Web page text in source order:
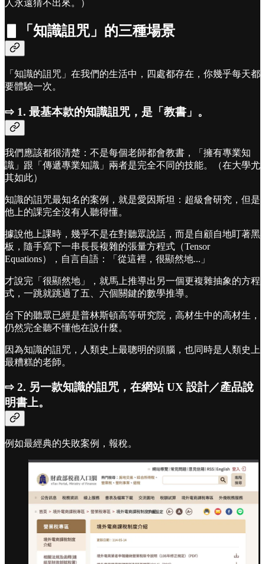
人永遠猜不出來。）
▋「知識詛咒」的三種場景
「知識的詛咒」在我們的生活中，四處都存在，你幾乎每天都
要體驗一次。
⇨ 1. 最基本款的知識詛咒，是「教書」。
我們應該都很清楚：不是每個老師都會教書，「擁有專業知
識」跟「傳遞專業知識」兩者是完全不同的技能。（在大學尤
其如此）
知識的詛咒最知名的案例，就是愛因斯坦：超級會研究，但是
他上的課完全沒有人聽得懂。
據說他上課時，幾乎不是在對聽眾說話，而是自顧自地盯著黑
板，隨手寫下一串長長複雜的張量方程式（Tensor
Equations），自言自語：「從這裡，很顯然地...」
才說完「很顯然地」，就馬上推導出另一個更複雜抽象的方程
式，一跳就跳過了五、六個關鍵的數學推導。
台下的聽眾已經是普林斯頓高等研究院，高材生中的高材生，
仍然完全聽不懂他在說什麼。
因為知識的詛咒，人類史上最聰明的頭腦，也同時是人類史上
最糟糕的老師。
⇨ 2. 另一款知識的詛咒，在網站 UX 設計／產品說
明書上。
例如最經典的失敗案例，報稅。